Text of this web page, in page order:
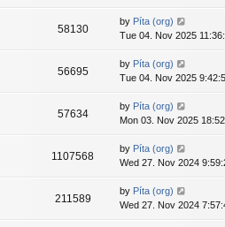
58130
by Píta (org)
Tue 04. Nov 2025
56695
by Píta (org)
Tue 04. Nov 2025
57634
by Píta (org)
Mon 03. Nov 2025
1107568
by Píta (org)
Wed 27. Nov 2024
211589
by Píta (org)
Wed 27. Nov 2024